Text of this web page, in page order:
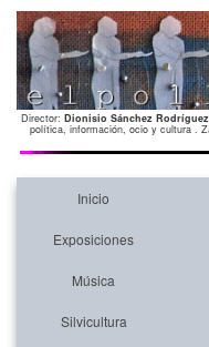
Director: Dionisio Sánchez Rodríguez
política, información, ocio y cultura .
Inicio
Exposiciones
Música
Silvicultura